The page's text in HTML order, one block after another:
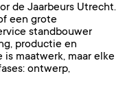
de Jaarbeurs Utrecht.
een grote
standbouwer
productie en
maatwerk, maar elke
ontwerp,